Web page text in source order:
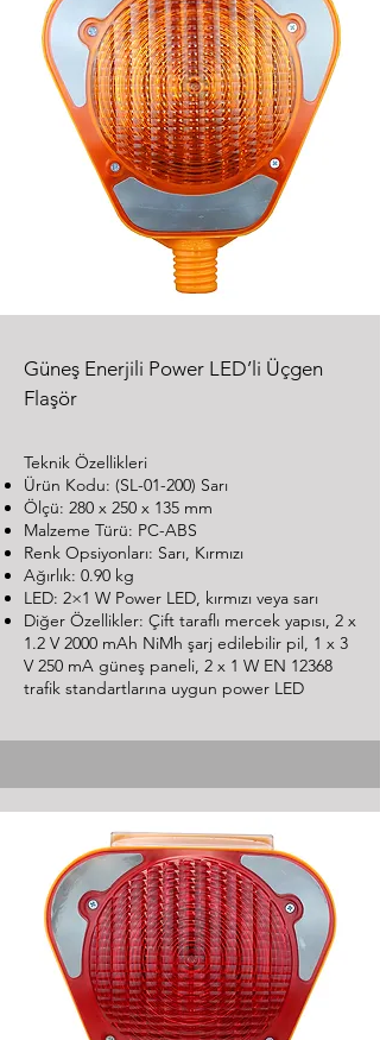
Güneş Enerjili Power LED’li Üçgen
Flaşör
Teknik Özellikleri
Ürün Kodu: (SL-01-200) Sarı
Ölçü: 280 x 250 x 135 mm
Malzeme Türü: PC-ABS
Renk Opsiyonları: Sarı, Kırmızı
Ağırlık: 0.90 kg
LED: 2×1 W Power LED, kırmızı veya sarı
Diğer Özellikler: Çift taraflı mercek yapısı, 2 x
1.2 V 2000 mAh NiMh şarj edilebilir pil, 1 x 3
V 250 mA güneş paneli, 2 x 1 W EN 12368
trafik standartlarına uygun power LED